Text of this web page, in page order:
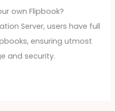
own Flipbook?
Server, users have full
ensuring utmost
and security.